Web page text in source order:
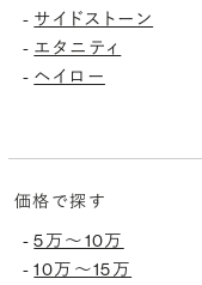
- サイドストーン
- エタニティ
- ヘイロー
価格で探す
-5万〜10万
-10万〜15万